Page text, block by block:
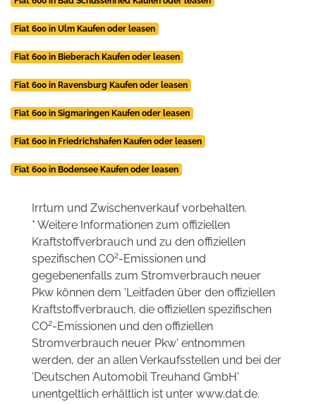
Fiat 600 in Ulm Kaufen oder leasen
Fiat 600 in Bieberach Kaufen oder leasen
Fiat 600 in Ravensburg Kaufen oder leasen
Fiat 600 in Sigmaringen Kaufen oder leasen
Fiat 600 in Friedrichshafen Kaufen oder leasen
Fiat 600 in Bodensee Kaufen oder leasen
Irrtum und Zwischenverkauf vorbehalten.
* Weitere Informationen zum offiziellen
Kraftstoffverbrauch und zu den offiziellen
spezifischen CO2-Emissionen und
gegebenenfalls zum Stromverbrauch neuer
Pkw können dem 'Leitfaden über den offiziellen
Kraftstoffverbrauch, die offiziellen spezifischen
CO2-Emissionen und den offiziellen
Stromverbrauch neuer Pkw' entnommen
werden, der an allen Verkaufsstellen und bei der
'Deutschen Automobil Treuhand GmbH'
unentgeltlich erhältlich ist unter www.dat.de.